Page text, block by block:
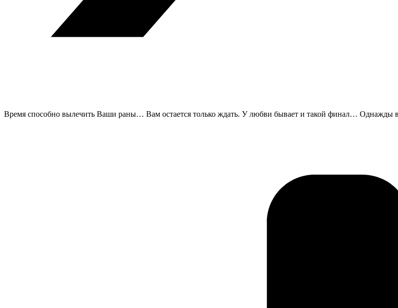
Время способно вылечить Ваши раны… Вам остается только ждать. У любви бывает и такой финал… Однажды